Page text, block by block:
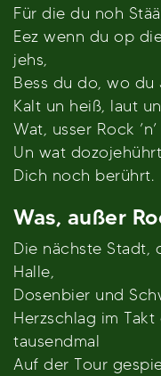
Für die du noh
Eez wenn du op
jehs,
Bess du do, wo du
Kalt un heiß, laut
Wat, usser Rock
Un wat
Dich noch berührt.
Was, außer
Die nächste Stadt,
Halle,
Dosenbier und
Herzschlag im
tausendmal
Auf der Tour